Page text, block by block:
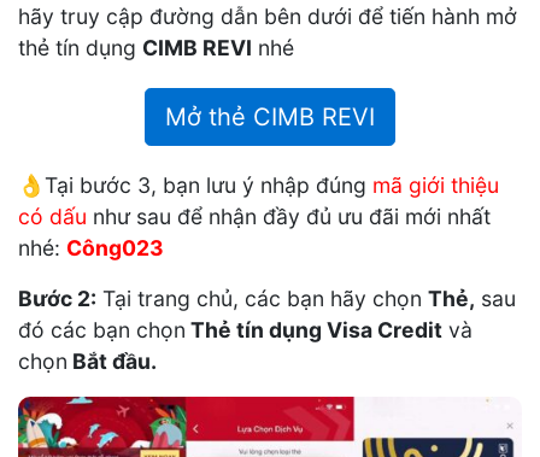
hãy truy cập đường dẫn bên dưới để tiến hành mở
thẻ tín dụng CIMB REVI nhé
Mở thẻ CIMB REVI
👌Tại bước 3, bạn lưu ý nhập đúng mã giới thiệu
có dấu như sau để nhận đầy đủ ưu đãi mới nhất
nhé: Công023
Bước 2: Tại trang chủ, các bạn hãy chọn Thẻ, sau
đó các bạn chọn Thẻ tín dụng Visa Credit và
chọn Bắt đầu.